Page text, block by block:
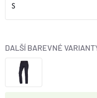
O nás
DALŠÍ BAREVNÉ